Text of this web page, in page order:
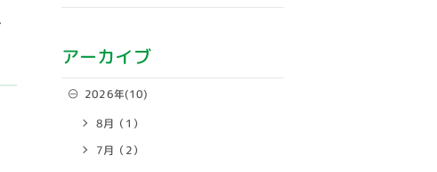
アーカイブ
2026年(10)
8月（1）
7月（2）